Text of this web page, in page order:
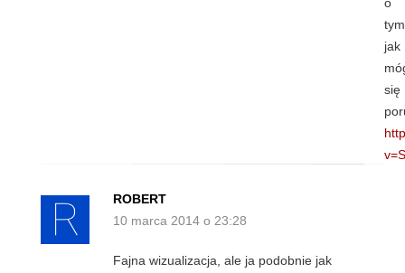
tym
jak
się
ROBERT
10 marca 2014 o 23:28
Fajna wizualizacja, ale ja podobnie jak